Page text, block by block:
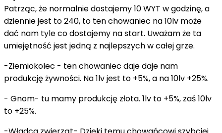
Patrząc, że normalnie dostajemy 10 WYT w godzinę, a
dziennie jest to 240, to ten chowaniec na 10lv może
dać nam tyle co dostajemy na start. Uważam że ta
umiejętność jest jedną z najlepszych w całej grze.
-Ziemiokolec - ten chowaniec daje daje nam
produkcję żywności. Na 1lv jest to +5%, a na 10lv +25%.
- Gnom- tu mamy produkcję złota. 1lv to +5%, zaś 10lv
to +25%.